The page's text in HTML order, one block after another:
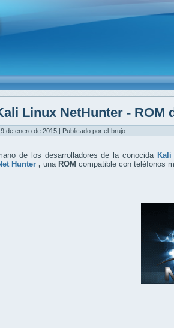
Linux NetHunter - ROM
de enero de 2015 | Publicado por el-brujo
de los desarrolladores de la conocida
Hunter , una ROM compatible con teléfonos